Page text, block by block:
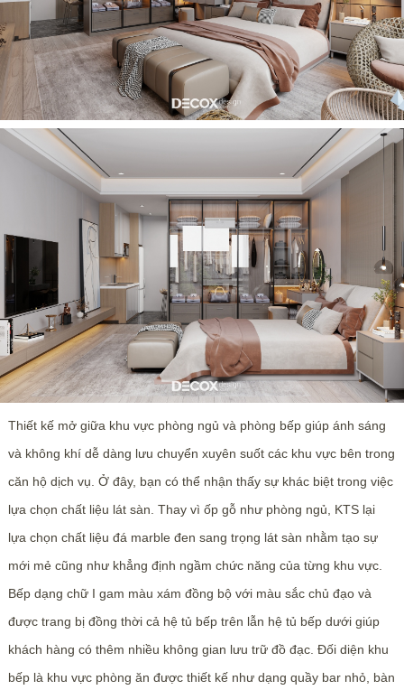
Thiết kế mở giữa khu vực phòng ngủ và phòng bếp giúp ánh sáng
và không khí dễ dàng lưu chuyển xuyên suốt các khu vực bên trong
căn hộ dịch vụ. Ở đây, bạn có thể nhận thấy sự khác biệt trong việc
lựa chọn chất liệu lát sàn. Thay vì ốp gỗ như phòng ngủ, KTS lại
lựa chọn chất liệu đá marble đen sang trọng lát sàn nhằm tạo sự
mới mẻ cũng như khẳng định ngầm chức năng của từng khu vực.
Bếp dạng chữ I gam màu xám đồng bộ với màu sắc chủ đạo và
được trang bị đồng thời cả hệ tủ bếp trên lẫn hệ tủ bếp dưới giúp
khách hàng có thêm nhiều không gian lưu trữ đồ đạc. Đối diện khu
bếp là khu vực phòng ăn được thiết kế như dạng quầy bar nhỏ, bàn